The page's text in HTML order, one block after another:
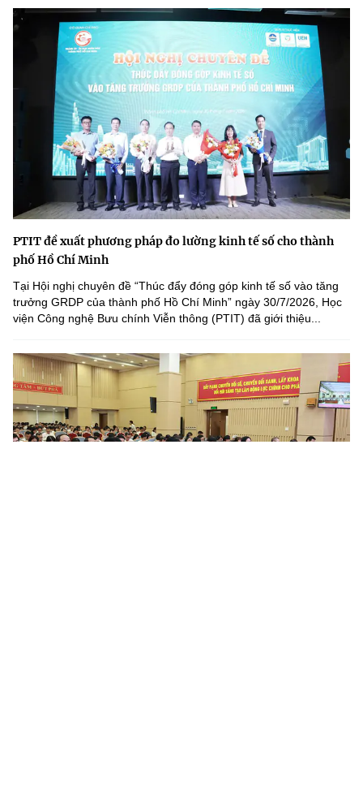
PTIT đề xuất phương pháp đo lường kinh tế số cho thành
phố Hồ Chí Minh
Tại Hội nghị chuyên đề “Thúc đẩy đóng góp kinh tế số vào tăng
trưởng GRDP của thành phố Hồ Chí Minh” ngày 30/7/2026, Học
viện Công nghệ Bưu chính Viễn thông (PTIT) đã giới thiệu...